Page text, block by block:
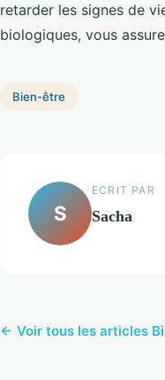
retarder les signes de
biologiques, vous
Bien-être
S
ECRIT PAR
Sacha
← Voir tous les articles